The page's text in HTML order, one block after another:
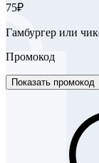
75₽
Гамбургер или
Промокод
Показать промокод